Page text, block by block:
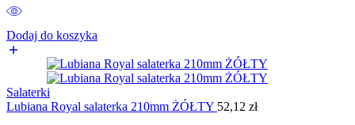
Dodaj do koszyka
Salaterki
Lubiana Royal salaterka 210mm ŻÓŁTY 52,12 zł